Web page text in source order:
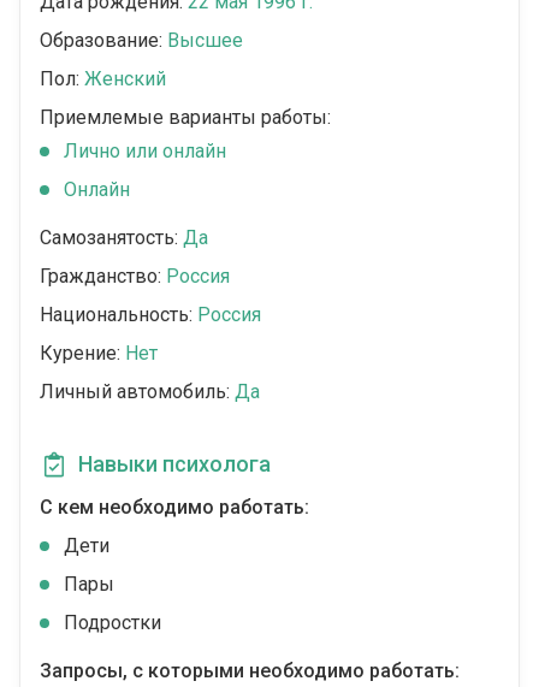
Образование: Высшее
Пол: Женский
Приемлемые варианты работы:
Лично или онлайн
Онлайн
Самозанятость: Да
Гражданство: Россия
Национальность: Россия
Курение: Нет
Личный автомобиль: Да
Навыки психолога
С кем необходимо работать:
Дети
Пары
Подростки
Запросы, с которыми необходимо работать: